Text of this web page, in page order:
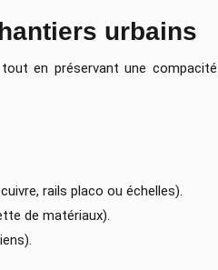
urbains
en préservant une compacité
rails placo ou échelles).
de matériaux).